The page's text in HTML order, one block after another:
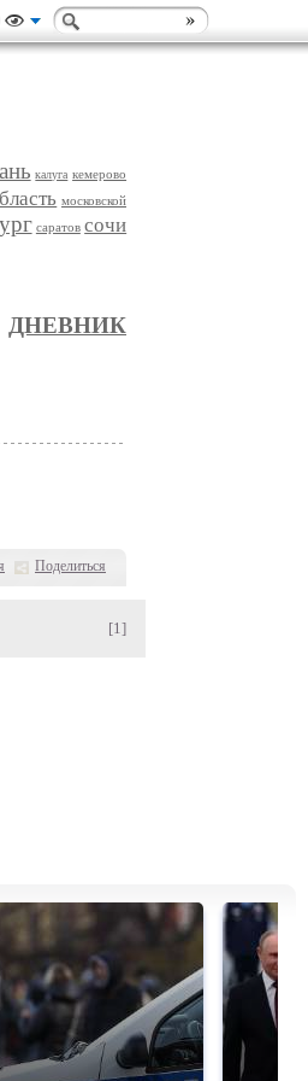
калуга кемерово
московской
саратов сочи
Поделиться
ДНЕВНИК
[1]